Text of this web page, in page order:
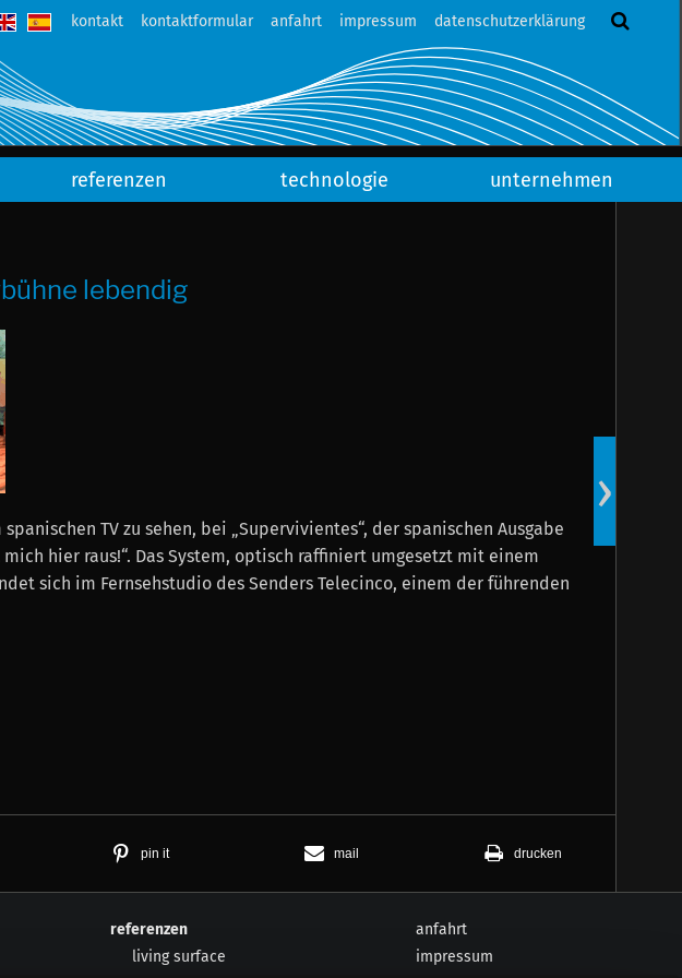
kontakt kontaktformular anfahrt impressum datenschutzerklärung
referenzen technologie unternehmen
›
lebendig
TV zu sehen, bei „Supervivientes“, der spanischen Ausgabe
hier raus!“. Das System, optisch raffiniert umgesetzt mit einem
sich im Fernsehstudio des Senders Telecinco, einem der führenden
pin it mail drucken
referenzen
living surface
anfahrt
impressum